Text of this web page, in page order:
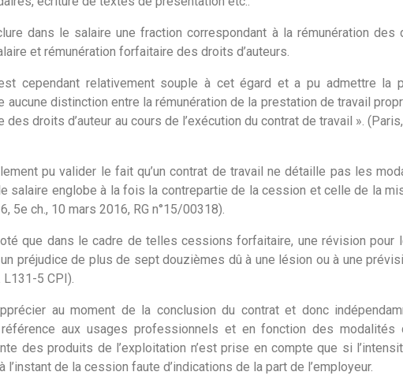
dans le salaire une fraction correspondant à la rémunération des
et rémunération forfaitaire des droits d’auteurs.
cependant relativement souple à cet égard et a pu admettre la
aucune distinction entre la rémunération de la prestation de travail
droits d’auteur au cours de l’exécution du contrat de travail ».
pu valider le fait qu’un contrat de travail ne détaille pas les
salaire englobe à la fois la contrepartie de la cession et celle de la
5e ch., 10 mars 2016, RG n°15/00318).
que dans le cadre de telles cessions forfaitaire, une révision
un préjudice de plus de sept douzièmes dû à une lésion ou à une
L131-5 CPI).
au moment de la conclusion du contrat et donc
aux usages professionnels et en fonction des modalités
des produits de l’exploitation n’est prise en compte que si
l’instant de la cession faute d’indications de la part de l’employeur.